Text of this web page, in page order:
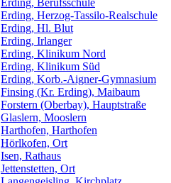
Erding, Berufsschule
Erding, Herzog-Tassilo-Realschule
Erding, Hl. Blut
Erding, Irlanger
Erding, Klinikum Nord
Erding, Klinikum Süd
Erding, Korb.-Aigner-Gymnasium
Finsing (Kr. Erding), Maibaum
Forstern (Oberbay), Hauptstraße
Glaslern, Mooslern
Harthofen, Harthofen
Hörlkofen, Ort
Isen, Rathaus
Jettenstetten, Ort